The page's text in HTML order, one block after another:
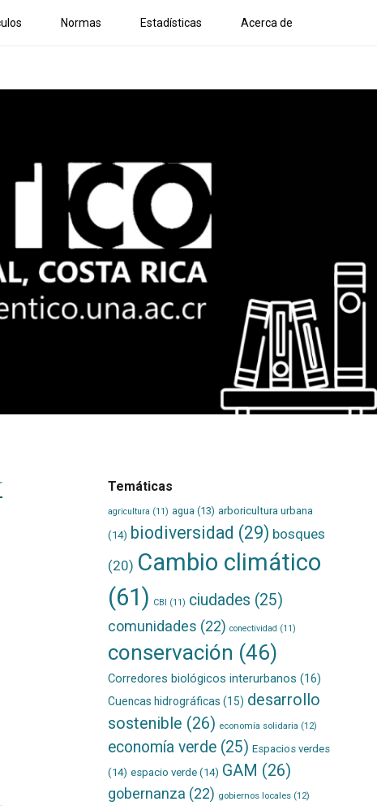
Normas Estadísticas Acerca de
Temáticas
agricultura (11) agua (13) arboricultura urbana
(14) biodiversidad (29) bosques
(20) Cambio climático
(61) CBI (11) ciudades (25)
comunidades (22) conectividad (11)
conservación (46)
Corredores biológicos interurbanos (16)
Cuencas hidrográficas (15) desarrollo
sostenible (26) economía solidaria (12)
economía verde(25) Espacios verdes
(14) espacio verde(14) GAM (26)
gobernanza (22) gobiernos locales(12)